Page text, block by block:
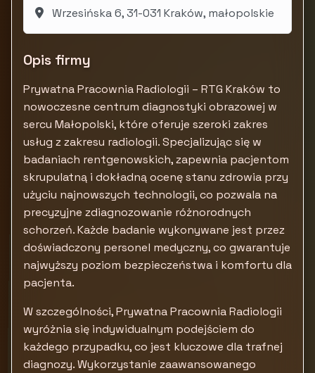
Wrzesińska 6, 31-031 Kraków, małopolskie
Opis firmy
Prywatna Pracownia Radiologii – RTG Kraków to
nowoczesne centrum diagnostyki obrazowej w
sercu Małopolski, które oferuje szeroki zakres
usług z zakresu radiologii. Specjalizując się w
badaniach rentgenowskich, zapewnia pacjentom
skrupulatną i dokładną ocenę stanu zdrowia przy
użyciu najnowszych technologii, co pozwala na
precyzyjne zdiagnozowanie różnorodnych
schorzeń. Każde badanie wykonywane jest przez
doświadczony personel medyczny, co gwarantuje
najwyższy poziom bezpieczeństwa i komfortu dla
pacjenta.
W szczególności, Prywatna Pracownia Radiologii
wyróżnia się indywidualnym podejściem do
każdego przypadku, co jest kluczowe dla trafnej
diagnozy. Wykorzystanie zaawansowanego